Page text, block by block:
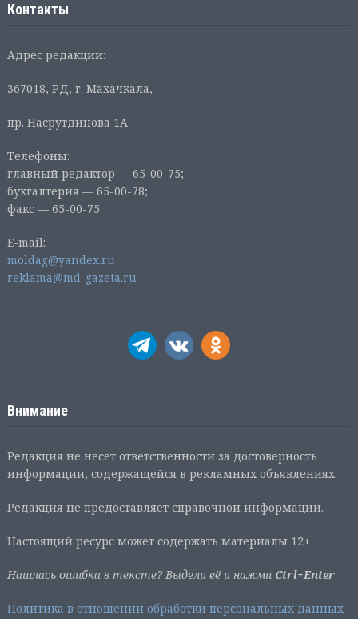
Контакты
Адрес редакции:
367018, РД, г. Махачкала,
пр. Насрутдинова 1А
Телефоны:
главный редактор — 65-00-75;
бухгалтерия — 65-00-78;
факс — 65-00-75
E-mail:
moldag@yandex.ru
reklama@md-gazeta.ru
Внимание
Редакция не несет ответственности за достоверность
информации, содержащейся в рекламных объявлениях.
Редакция не предоставляет справочной информации.
Настоящий ресурс может содержать материалы 12+
Нашлась ошибка в тексте? Выдели её и нажми Ctrl+Enter
Политика в отношении обработки персональных данных